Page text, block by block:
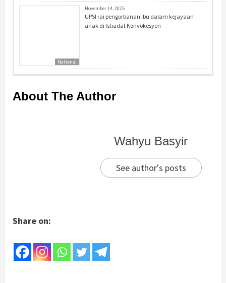
National
November 14, 2025
UPSI rai pengorbanan ibu dalam kejayaan
anak di Istiadat Konvokesyen
About The Author
Wahyu Basyir
See author's posts
Share on: